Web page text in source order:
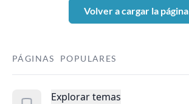
Volver a cargar la página
PÁGINAS POPULARES
Explorar temas